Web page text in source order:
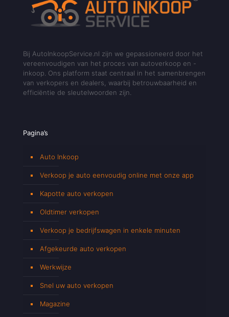
Bij AutoInkoopService.nl zijn we gepassioneerd door het
vereenvoudigen van het proces van autoverkoop en -
inkoop. Ons platform staat centraal in het samenbrengen
van verkopers en dealers, waarbij betrouwbaarheid en
efficiëntie de sleutelwoorden zijn.
Pagina’s
Auto Inkoop
Verkoop je auto eenvoudig online met onze app
Kapotte auto verkopen
Oldtimer verkopen
Verkoop je bedrijfswagen in enkele minuten
Afgekeurde auto verkopen
Werkwijze
Snel uw auto verkopen
Magazine